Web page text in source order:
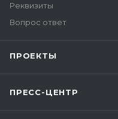
Реквизиты
Вопрос ответ
ПРОЕКТЫ
ПРЕСС-ЦЕНТР